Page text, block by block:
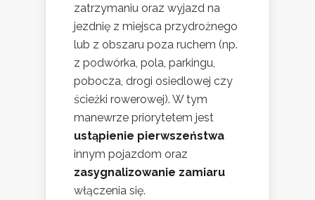
zatrzymaniu oraz wyjazd na
jezdnię z miejsca przydrożnego
lub z obszaru poza ruchem (np.
z podwórka, pola, parkingu,
pobocza, drogi osiedlowej czy
ścieżki rowerowej). W tym
manewrze priorytetem jest
ustąpienie pierwszeństwa
innym pojazdom oraz
zasygnalizowanie zamiaru
włączenia się.